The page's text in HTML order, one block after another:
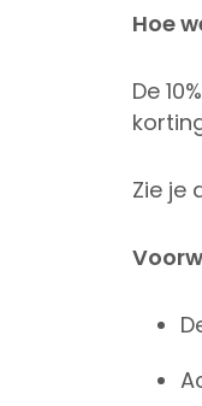
Hoe
De
Zie je